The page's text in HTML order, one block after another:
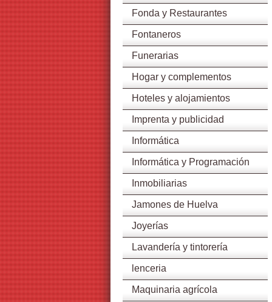
Fonda y Restaurantes
Fontaneros
Funerarias
Hogar y complementos
Hoteles y alojamientos
Imprenta y publicidad
Informática
Informática y Programación
Inmobiliarias
Jamones de Huelva
Joyerías
Lavandería y tintorería
lenceria
Maquinaria agrícola